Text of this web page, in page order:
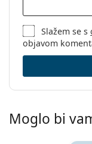
Slažem se s
objavom
Moglo bi